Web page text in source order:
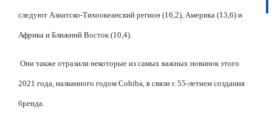
следуют Азиатско-Тихоокеанский регион (16,2), Америка (13,6) и
Африка и Ближний Восток (10,4).
Они также отразили некоторые из самых важных новинок этого
2021 года, названного годом Cohiba, в связи с 55-летием создания
бренда.